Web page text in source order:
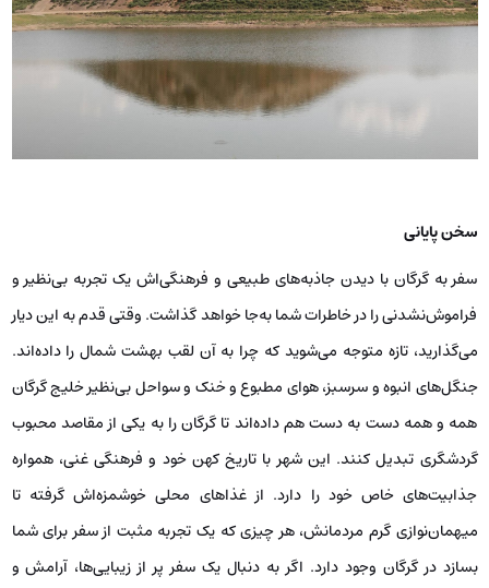
سخن پایانی
سفر به گرگان با دیدن جاذبه‌های طبیعی و فرهنگی‌اش یک تجربه بی‌نظیر و
فراموش‌نشدنی را در خاطرات شما به‌جا خواهد گذاشت. وقتی قدم به این دیار
می‌گذارید، تازه متوجه می‌شوید که چرا به آن لقب بهشت شمال را داده‌اند.
جنگل‌های انبوه و سرسبز، هوای مطبوع و خنک و سواحل بی‌نظیر خلیج گرگان
همه و همه دست به دست هم داده‌اند تا گرگان را به یکی از مقاصد محبوب
گردشگری تبدیل کنند. این شهر با تاریخ کهن خود و فرهنگی غنی، همواره
جذابیت‌های خاص خود را دارد. از غذاهای محلی خوشمزه‌اش گرفته تا
میهمان‌نوازی گرم مردمانش، هر چیزی که یک تجربه مثبت از سفر برای شما
بسازد در گرگان وجود دارد. اگر به دنبال یک سفر پر از زیبایی‌ها، آرامش و